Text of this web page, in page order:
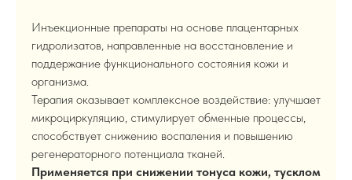
Инъекционные препараты на основе плацентарных
гидролизатов, направленные на восстановление и
поддержание функционального состояния кожи и
организма.
Терапия оказывает комплексное воздействие: улучшает
микроциркуляцию, стимулирует обменные процессы,
способствует снижению воспаления и повышению
регенераторного потенциала тканей.
Применяется при снижении тонуса кожи, тусклом